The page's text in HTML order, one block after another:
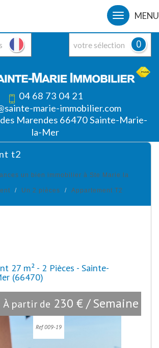
votre sélection 0
04 68 73 04 21
marie-immobilier.com
Marendes 66470 Sainte-Marie-
la-Mer
MENU
t2
un bien immobilier à Ste Marie la
Un 2 pièces Appartement T2
27 m² - 2 Pièces - Sainte-
(66470)
À partir de 230 € / Semaine
Ref 009-19